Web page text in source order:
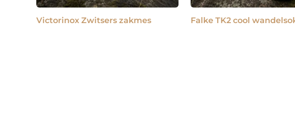
Victorinox Zwitsers zakmes Falke TK2 cool